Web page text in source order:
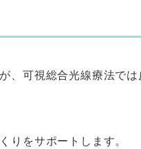
、可視総合光線療法で
りをサポートします。